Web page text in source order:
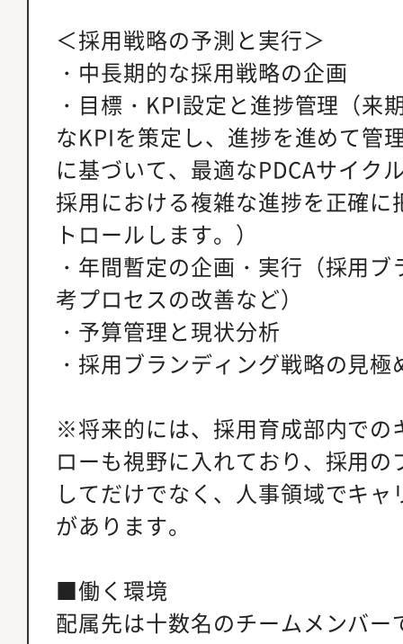
＜採用戦略の予測と実行＞
・中長期的な採用戦略の企画
・目標・KPI設定と進捗管理（来
なKPIを策定し、進捗を進めて管
に基づいて、最適なPDCAサイク
採用における複雑な進捗を正確
トロールします。）
・年間暫定の企画・実行（採用
考プロセスの改善など）
・予算管理と現状分析
・採用ブランディング戦略の見極
※将来的には、採用育成部内での
ローも視野に入れており、採用
してだけでなく、人事領域でキ
があります。
■働く環境
配属先は十数名のチームメンバ